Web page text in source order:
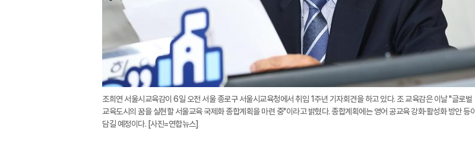
조희연 서울시교육감이 6일 오전 서울 종로구 서울시교육청에서 취임 1주년 기자회견을 하고 있다. 조 교육감은 이날 "글로벌
교육도시의 꿈을 실현할 서울교육 국제화 종합계획을 마련 중"이라고 밝혔다. 종합계획에는 영어 공교육 강화·활성화 방안 등이
담길 예정이다. [사진=연합뉴스]